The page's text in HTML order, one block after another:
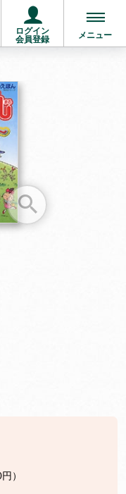
ログイン
会員登録
メニュー
う
）